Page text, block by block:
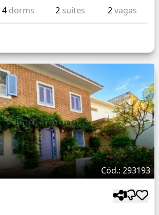
4 dorms 2 suítes 2vagas
Cód.: 293193